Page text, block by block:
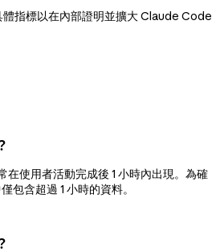
體指標以在內部證明並擴大 Claude Code
使用者活動完成後 1 小時內出現。為確
包含超過 1 小時的資料。